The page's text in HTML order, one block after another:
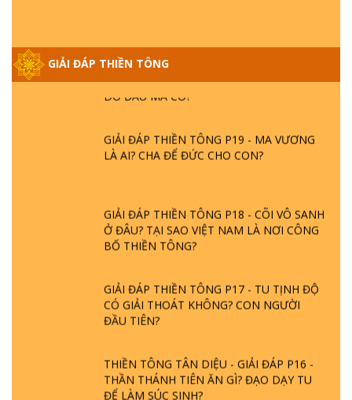
GIẢI ĐÁP THIỀN TÔNG
GIẢI ĐÁP THIỀN TÔNG ĐẶC BIỆT PHẦN 20
- BÁC NGUYỄN NHÂN LÀ AI? PHIỀN NÃO
GIẢI ĐÁP THIỀN TÔNG P19 - MA VƯƠNG
LÀ AI? CHA ĐỂ ĐỨC CHO CON?
GIẢI ĐÁP THIỀN TÔNG P18 - CÕI VÔ SANH
Ở ĐÂU? TẠI SAO VIỆT NAM LÀ NƠI CÔNG
BỐ THIỀN TÔNG?
GIẢI ĐÁP THIỀN TÔNG P17 - TU TỊNH ĐỘ
CÓ GIẢI THOÁT KHÔNG? CON NGƯỜI
ĐẦU TIÊN?
THIỀN TÔNG TÂN DIỆU - GIẢI ĐÁP P16 -
THẦN THÁNH TIÊN ĂN GÌ? ĐẠO DẠY TU
ĐỂ LÀM SÚC SINH?